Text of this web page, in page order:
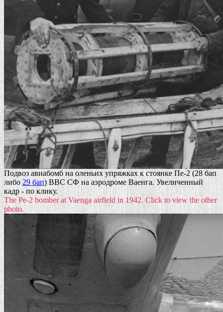
Подвоз авиабомб на оленьих упряжках к стоянке Пе-2 (28 бап
либо 29 бап) ВВС СФ на аэродроме Ваенга. Увеличенный
кадр - по клику.
The Pe-2 bomber at Vaenga airfield in 1942. Click to view the other
photo.